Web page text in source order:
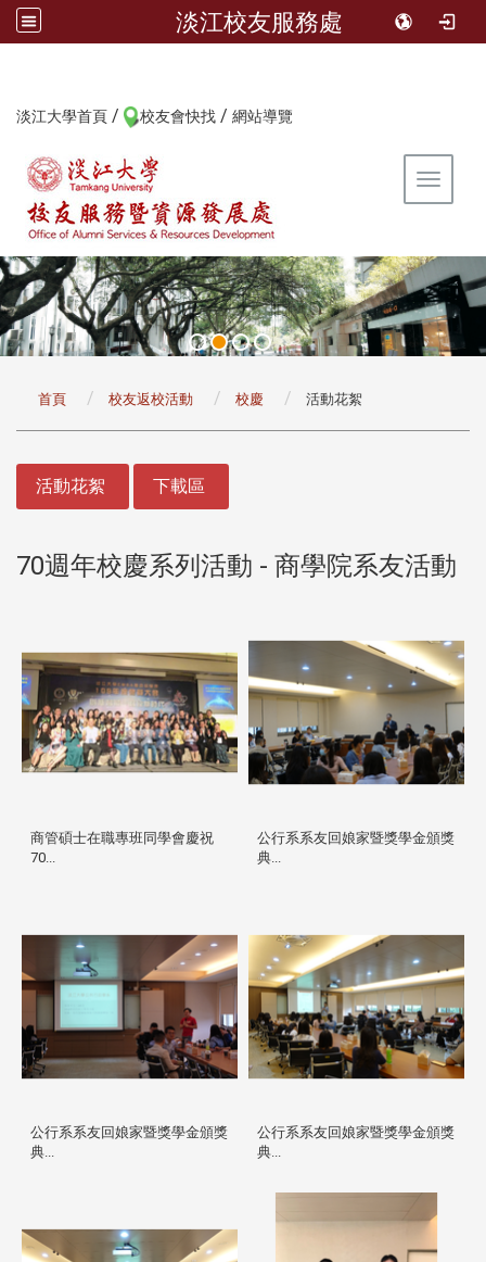
淡江校友服務處
淡江大學首頁 / 校友會快找 / 網站導覽
Toggle
首頁 校友返校活動 校慶 活動花絮
活動花絮 下載區
70週年校慶系列活動 - 商學院系友活動
商管碩士在職專班同學會慶祝
70...
公行系系友回娘家暨獎學金頒獎
典...
公行系系友回娘家暨獎學金頒獎
典...
公行系系友回娘家暨獎學金頒獎
典...